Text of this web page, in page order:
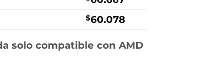
$60.078
solo compatible con AMD